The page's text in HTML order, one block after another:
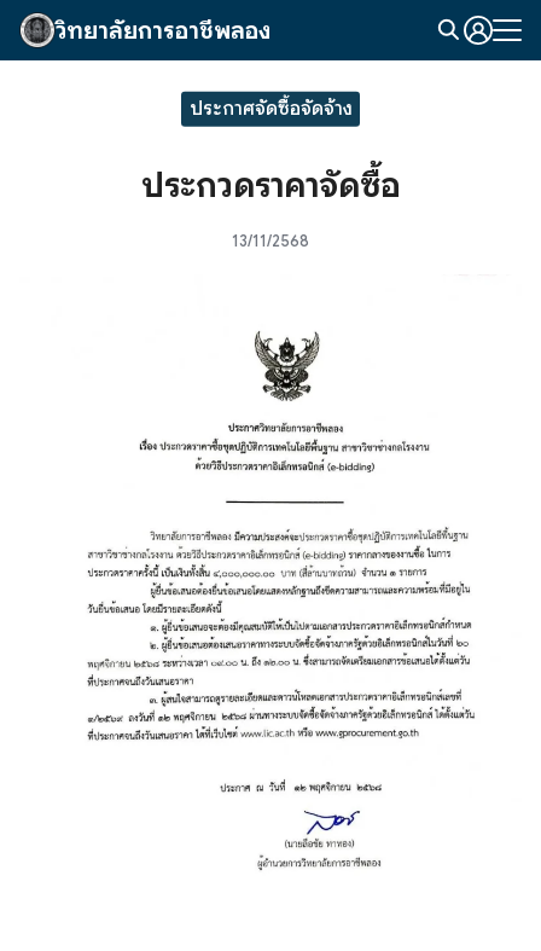
Skip
วิทยาลัยการอาชีพลอง
ประกาศจัดซื้อจัดจ้าง
ประกวดราคาจัดซื้อ
13/11/2568